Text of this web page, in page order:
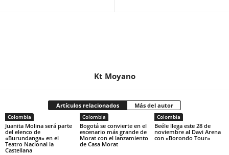
Kt Moyano
Artículos relacionados Más del autor
Colombia
Juanita Molina será parte
del elenco de
«Burundanga» en el
Teatro Nacional la
Castellana
Colombia
Bogotá se convierte en el
escenario más grande de
Morat con el lanzamiento
de Casa Morat
Colombia
Beéle llega este 28 de
noviembre al Davi Arena
con «Borondo Tour»